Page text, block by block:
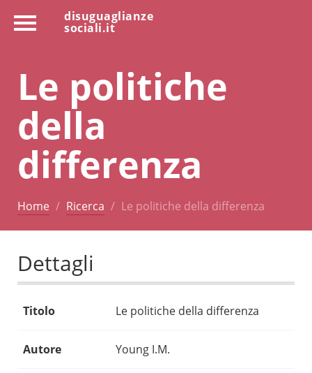
disuguaglianze
sociali.it
Le politiche
della
differenza
Home Ricerca Le politiche della differenza
Dettagli
Titolo Le politiche della differenza
Autore Young I.M.